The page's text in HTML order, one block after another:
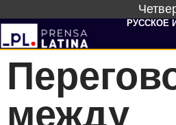
РУССКОЕ
между